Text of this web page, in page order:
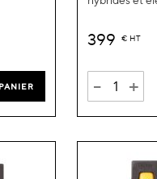
399 € HT
- +